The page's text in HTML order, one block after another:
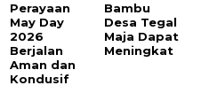
Perayaan
May Day
2026
Berjalan
Aman dan
Kondusif
Bambu
Desa Tegal
Maja Dapat
Meningkat